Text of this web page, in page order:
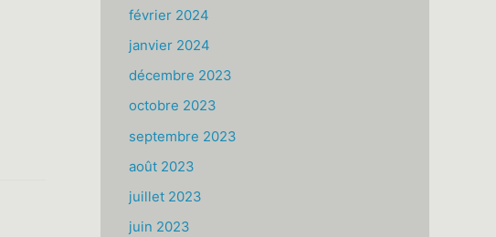
février 2024
janvier 2024
décembre 2023
octobre 2023
septembre 2023
août 2023
juillet 2023
juin 2023